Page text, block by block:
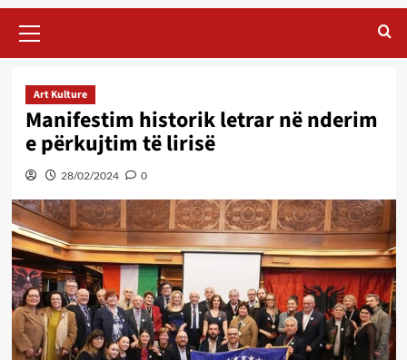
Menu
Art Kulture
Manifestim historik letrar në nderim
e përkujtim të lirisë
28/02/2024 0